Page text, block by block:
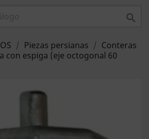

Piezas persianas
Conteras
con espiga (eje octogonal 60